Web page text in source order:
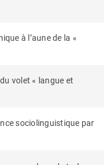
à l’aune de la «
volet « langue et
sociolinguistique par